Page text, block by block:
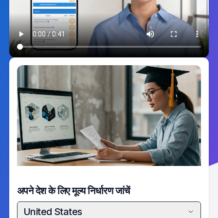
अपने देश के लिए मूल्य निर्धारण जांचें
United States